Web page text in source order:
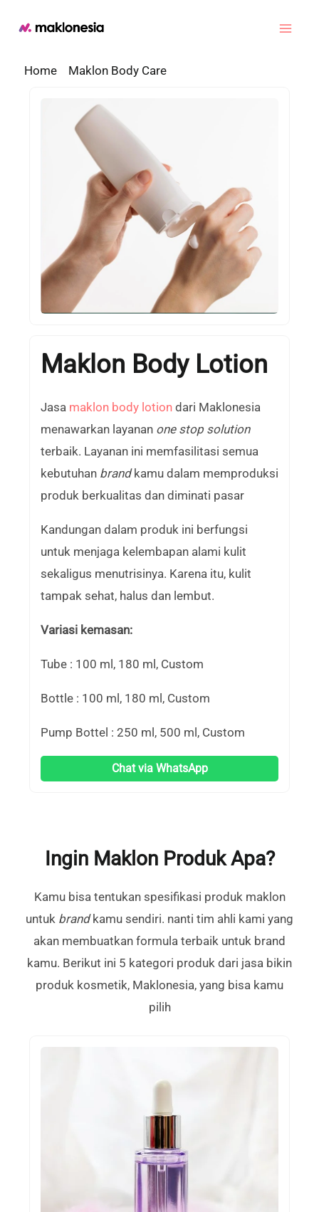
Home Maklon Body Care
Maklon Body Lotion
Jasa maklon body lotion dari Maklonesia
menawarkan layanan one stop solution
terbaik. Layanan ini memfasilitasi semua
kebutuhan brandkamu dalam memproduksi
produk berkualitas dan diminati pasar
Kandungan dalam produk ini berfungsi
untuk menjaga kelembapan alami kulit
sekaligus menutrisinya. Karena itu, kulit
tampak sehat, halus dan lembut.
Variasi kemasan:
Tube : 100 ml, 180 ml, Custom
Bottle : 100 ml, 180 ml, Custom
Pump Bottel : 250 ml, 500 ml, Custom
Chat via WhatsApp
Ingin Maklon Produk Apa?
Kamu bisa tentukan spesifikasi produk maklon
untuk brand kamu sendiri. nanti tim ahli kami yang
akan membuatkan formula terbaik untuk brand
kamu. Berikut ini 5 kategori produk dari jasa bikin
produk kosmetik, Maklonesia, yang bisa kamu
pilih